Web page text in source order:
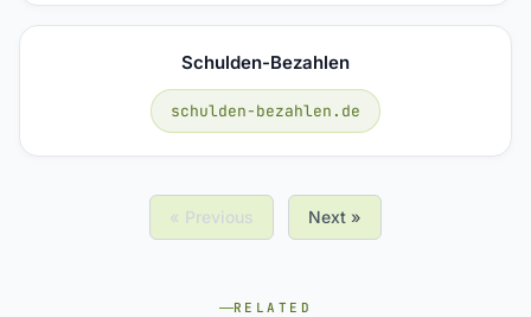
Schulden-Bezahlen
schulden-bezahlen.de
« Previous Next »
RELATED